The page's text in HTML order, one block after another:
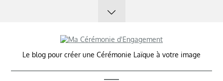
Le blog pour créer une Cérémonie Laïque à votre image